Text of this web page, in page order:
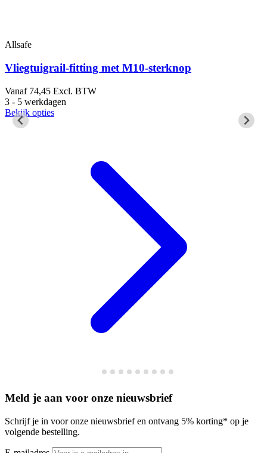
Allsafe
Vliegtuigrail-fitting met M10-sterknop
Vanaf 74,45 Excl. BTW
3 - 5 werkdagen
Bekijk opties
Meld je aan voor onze nieuwsbrief
Schrijf je in voor onze nieuwsbrief en ontvang 5% korting* op je
volgende bestelling.